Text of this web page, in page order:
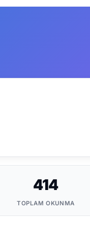
414
TOPLAM OKUNMA